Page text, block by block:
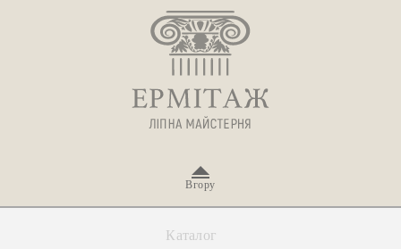
Вгору
Каталог